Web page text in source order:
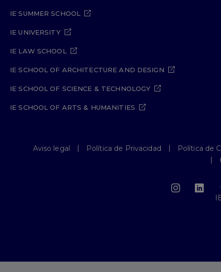
IE SUMMER SCHOOL
IE UNIVERSITY
IE LAW SCHOOL
IE SCHOOL OF ARCHITECTURE AND DESIGN
IE SCHOOL OF SCIENCE & TECHNOLOGY
IE SCHOOL OF ARTS & HUMANITIES
Aviso legal Política de Privacidad
Política de